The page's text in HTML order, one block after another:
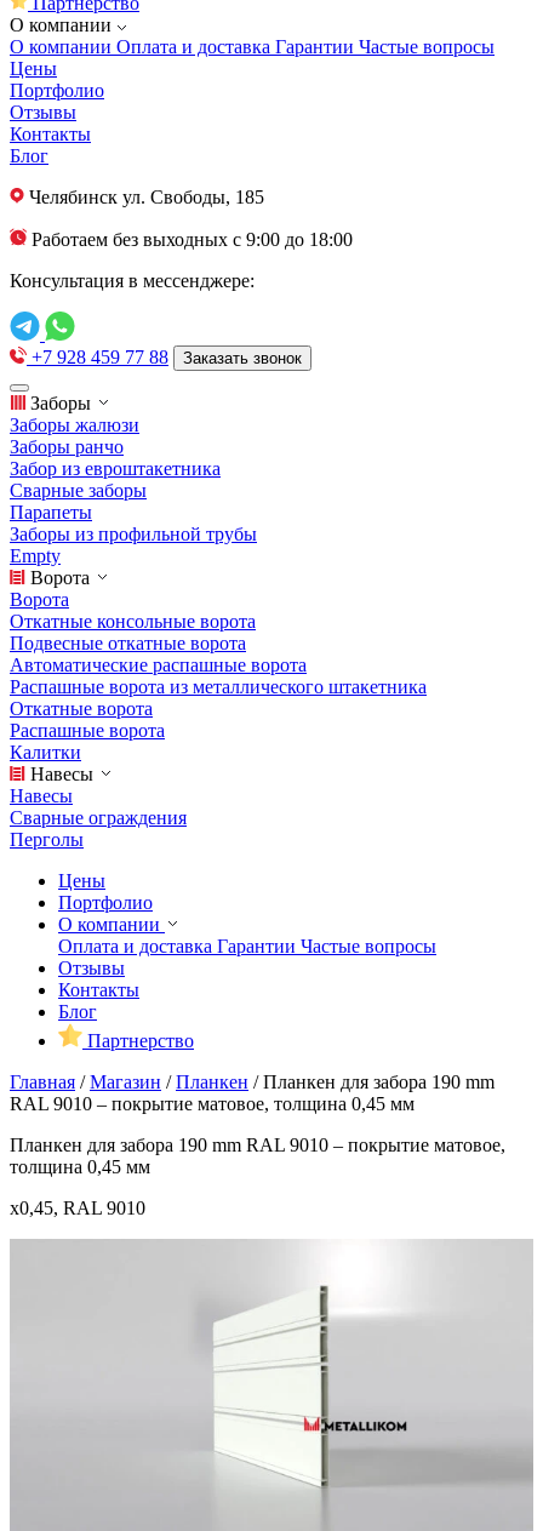
О компании
О компании Оплата и доставка Гарантии Частые вопросы
Цены
Портфолио
Отзывы
Контакты
Блог
Челябинск ул. Свободы, 185
Работаем без выходных с 9:00 до 18:00
Консультация в мессенджере:
+7 928 459 77 88 Заказать звонок
Заборы
Заборы жалюзи
Заборы ранчо
Забор из евроштакетника
Сварные заборы
Парапеты
Заборы из профильной трубы
Empty
Ворота
Ворота
Откатные консольные ворота
Подвесные откатные ворота
Автоматические распашные ворота
Распашные ворота из металлического штакетника
Откатные ворота
Распашные ворота
Калитки
Навесы
Навесы
Сварные ограждения
Перголы
Цены
Портфолио
О компании
Оплата и доставка Гарантии Частые вопросы
Отзывы
Контакты
Блог
Партнерство
Главная /Магазин /Планкен /Планкен для забора 190 mm
RAL 9010 – покрытие матовое, толщина 0,45 мм
Планкен для забора 190 mm RAL 9010 – покрытие матовое,
толщина 0,45 мм
x0,45, RAL 9010